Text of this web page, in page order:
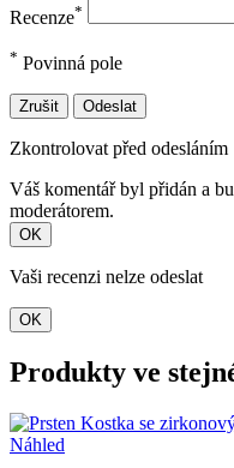
Recenze*
* Povinná pole
Zrušit Odeslat
Zkontrolovat před odesláním
Váš komentář byl přidán a
moderátorem.
OK
Vaši recenzi nelze odeslat
OK
Produkty ve
Náhled